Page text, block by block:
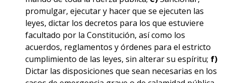
promulgar, ejecutar y hacer que se ejecuten las
leyes, dictar los decretos para los que estuviere
facultado por la Constitución, así como los
acuerdos, reglamentos y órdenes para el estricto
cumplimiento de las leyes, sin alterar su espíritu; f)
Dictar las disposiciones que sean necesarias en los